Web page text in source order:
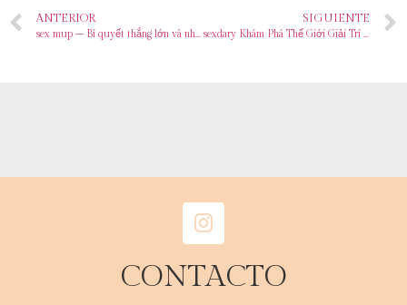
ANTERIOR
sex mup – Bí quyết thắng lớn và những rủi ro tiềm ẩn
SIGUIENTE
sexdary Khám Phá Thế Giới Giải Trí Trực Tuyến Đẳng Cấp
CONTACTO